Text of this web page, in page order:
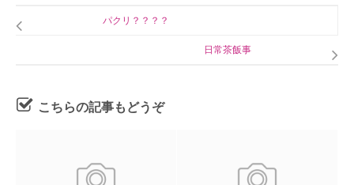
パクリ？？？？
日常茶飯事
こちらの記事もどうぞ